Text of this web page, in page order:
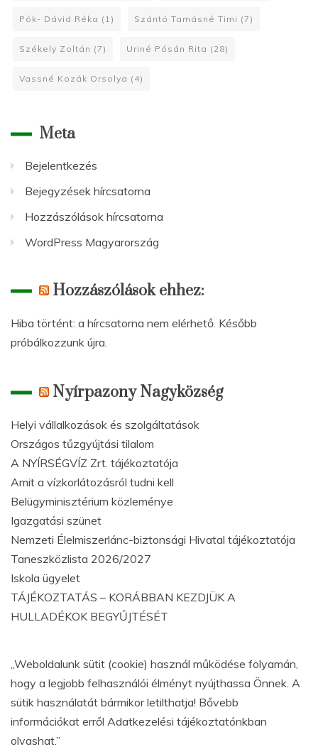
Pók- Dávid Réka (1) Szántó Tamásné Timi (7)
Székely Zoltán (7) Uriné Pósán Rita (28)
Vassné Kozák Orsolya (4)
Meta
Bejelentkezés
Bejegyzések hírcsatorna
Hozzászólások hírcsatorna
WordPress Magyarország
Hozzászólások ehhez:
Hiba történt: a hírcsatorna nem elérhető. Később
próbálkozzunk újra.
Nyírpazony Nagyközség
Helyi vállalkozások és szolgáltatások
Országos tűzgyújtási tilalom
A NYÍRSÉGVÍZ Zrt. tájékoztatója
Amit a vízkorlátozásról tudni kell
Belügyminisztérium közleménye
Igazgatási szünet
Nemzeti Élelmiszerlánc-biztonsági Hivatal tájékoztatója
Taneszközlista 2026/2027
Iskola ügyelet
TÁJÉKOZTATÁS – KORÁBBAN KEZDJÜK A
HULLADÉKOK BEGYŰJTÉSÉT
„Weboldalunk sütit (cookie) használ működése folyamán,
hogy a legjobb felhasználói élményt nyújthassa Önnek. A
sütik használatát bármikor letilthatja! Bővebb
információkat erről Adatkezelési tájékoztatónkban
olvashat.”